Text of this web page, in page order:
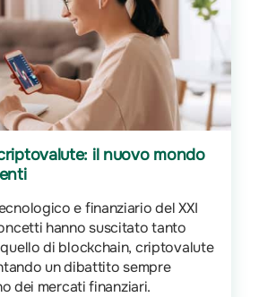
il nuovo mondo
e finanziario del XXI
hanno suscitato tanto
di blockchain, criptovalute
un dibattito sempre
dei mercati finanziari.